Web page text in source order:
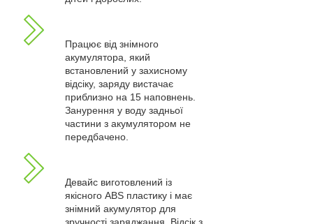
Працює від знімного
акумулятора, який
встановлений у захисному
відсіку, заряду вистачає
приблизно на 15 наповнень.
Занурення у воду задньої
частини з акумулятором не
передбачено.
Девайс виготовлений із
якісного ABS пластику і має
знімний акумулятор для